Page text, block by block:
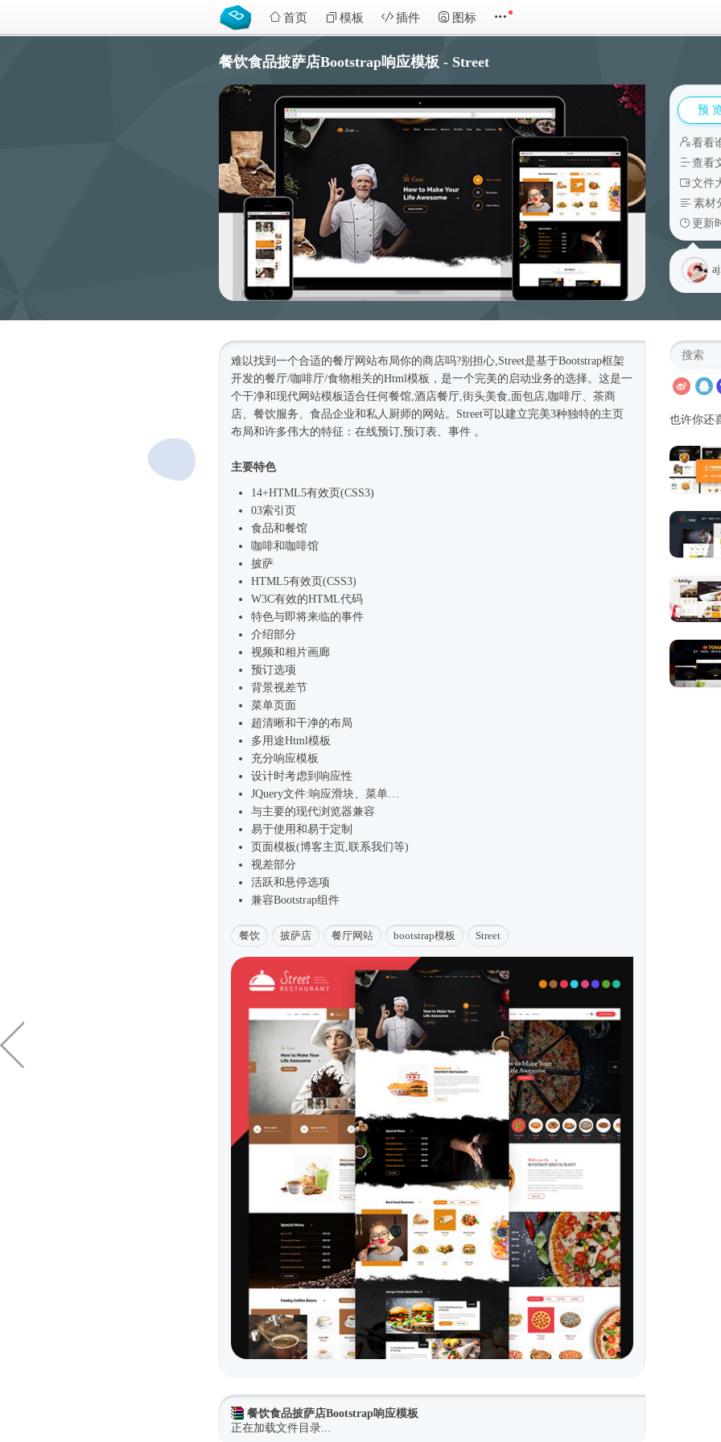
首页 模板 插件 图标
餐饮食品披萨店Bootstrap响应模板 - Street
预
看看
查看
文件
素材
更新
难以找到一个合适的餐厅网站布局你的商店吗?别担心,Street是基于Bootstrap框架
开发的餐厅/咖啡厅/食物相关的Html模板 ，是一个完美的启动业务的选择。这是一
个干净和现代网站模板适合任何餐馆,酒店餐厅,街头美食,面包店,咖啡厅、茶商
店、餐饮服务、食品企业和私人厨师的网站。Street可以建立完美3种独特的主页
布局和许多伟大的特征：在线预订,预订表、事件 。
主要特色
14+HTML5有效页(CSS3)
03索引页
食品和餐馆
咖啡和咖啡馆
披萨
HTML5有效页(CSS3)
W3C有效的HTML代码
特色与即将来临的事件
介绍部分
视频和相片画廊
预订选项
背景视差节
菜单页面
超清晰和干净的布局
多用途Html模板
充分响应模板
设计时考虑到响应性
JQuery文件:响应滑块、菜单…
与主要的现代浏览器兼容
易于使用和易于定制
页面模板(博客主页,联系我们等)
视差部分
活跃和悬停选项
兼容Bootstrap组件
餐饮 披萨店 餐厅网站 bootstrap模板 Street
餐饮食品披萨店Bootstrap响应模板
正在加载文件目录...
也许你还